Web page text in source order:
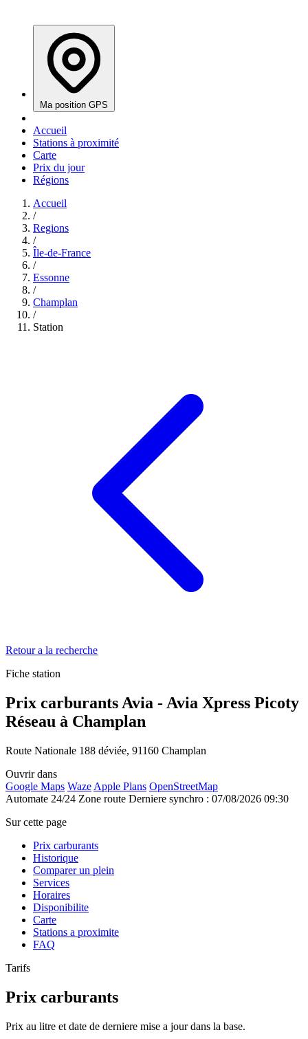
Ma position GPS
Accueil
Stations à proximité
Carte
Prix du jour
Régions
Accueil
/
Regions
/
Île-de-France
/
Essonne
/
Champlan
/
Station
Retour a la recherche
Fiche station
Prix carburants Avia - Avia Xpress Picoty
Réseau à Champlan
Route Nationale 188 déviée, 91160 Champlan
Ouvrir dans
Google Maps Waze Apple Plans OpenStreetMap
Automate 24/24 Zone route Derniere synchro : 07/08/2026 09:30
Sur cette page
Prix carburants
Historique
Comparer un plein
Services
Horaires
Disponibilite
Carte
Stations a proximite
FAQ
Tarifs
Prix carburants
Prix au litre et date de derniere mise a jour dans la base.